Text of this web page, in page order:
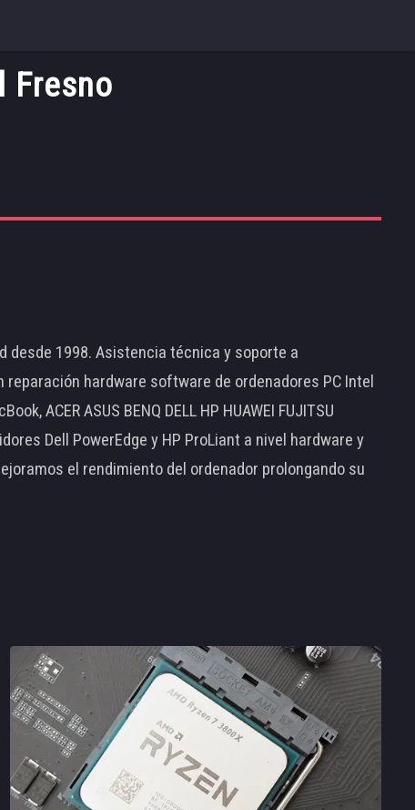
Fresno
desde 1998. Asistencia técnica y soporte a
hardware software de ordenadores PC Intel
ACER ASUS BENQ DELL HP HUAWEI FUJITSU
Dell PowerEdge y HP ProLiant a nivel hardware y
el rendimiento del ordenador prolongando su